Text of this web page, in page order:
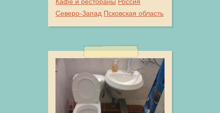
Северо-Запад Псковская область